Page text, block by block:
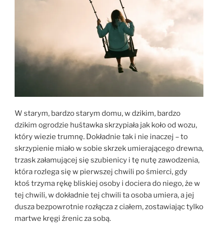
W starym, bardzo starym domu, w dzikim, bardzo
dzikim ogrodzie huśtawka skrzypiała jak koło od wozu,
który wiezie trumnę. Dokładnie tak i nie inaczej – to
skrzypienie miało w sobie skrzek umierającego drewna,
trzask załamującej się szubienicy i tę nutę zawodzenia,
która rozlega się w pierwszej chwili po śmierci, gdy
ktoś trzyma rękę bliskiej osoby i dociera do niego, że w
tej chwili, w dokładnie tej chwili ta osoba umiera, a jej
dusza bezpowrotnie rozłącza z ciałem, zostawiając tylko
martwe kręgi źrenic za sobą.